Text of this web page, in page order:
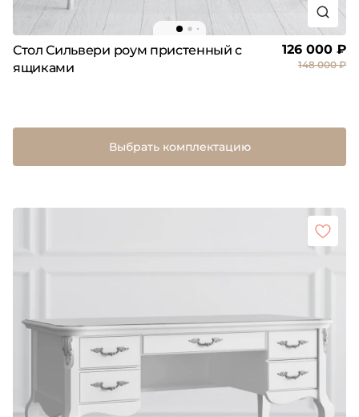
Стол Сильвери роум пристенный с
ящиками
126 000 ₽
148 000 ₽
Выбрать комплектацию